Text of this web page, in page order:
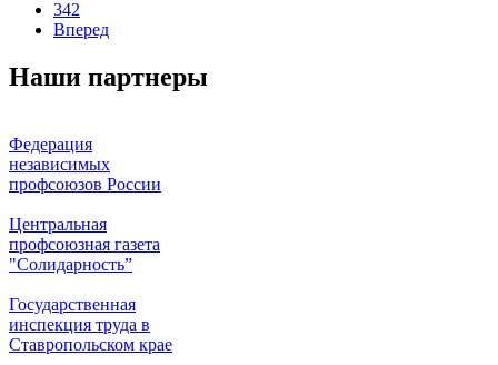
342
Вперед
Наши партнеры
Федерация
независимых
профсоюзов России
Центральная
профсоюзная газета
"Солидарность”
Государственная
инспекция труда в
Ставропольском крае